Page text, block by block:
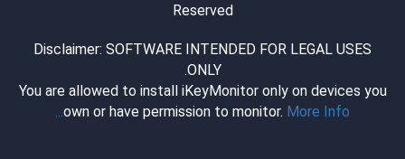
Reserved
Disclaimer: SOFTWARE INTENDED FOR LEGAL USES
ONLY.
You are allowed to install iKeyMonitor only on devices you
own or have permission to monitor. More Info...